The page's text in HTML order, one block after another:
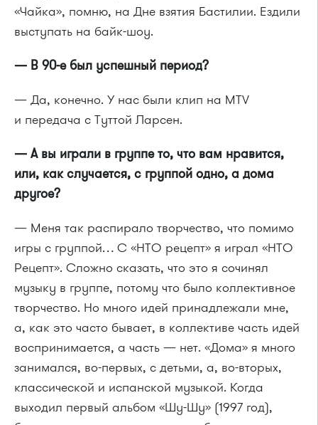
«Чайка», помню, на Дне взятия Бастилии. Ездили
выступать на байк-шоу.
— В 90-е был успешный период?
— Да, конечно. У нас были клип на MTV
и передача с Туттой Ларсен.
— А вы играли в группе то, что вам нравится,
или, как случается, с группой одно, а дома
другое?
— Меня так распирало творчество, что помимо
игры с группой… С «НТО рецепт» я играл «НТО
Рецепт». Сложно сказать, что это я сочинял
музыку в группе, потому что было коллективное
творчество. Но много идей принадлежали мне,
а, как это часто бывает, в коллективе часть идей
воспринимается, а часть — нет. «Дома» я много
занимался, во-первых, с детьми, а, во-вторых,
классической и испанской музыкой. Когда
выходил первый альбом «Шу-Шу» (1997 год),